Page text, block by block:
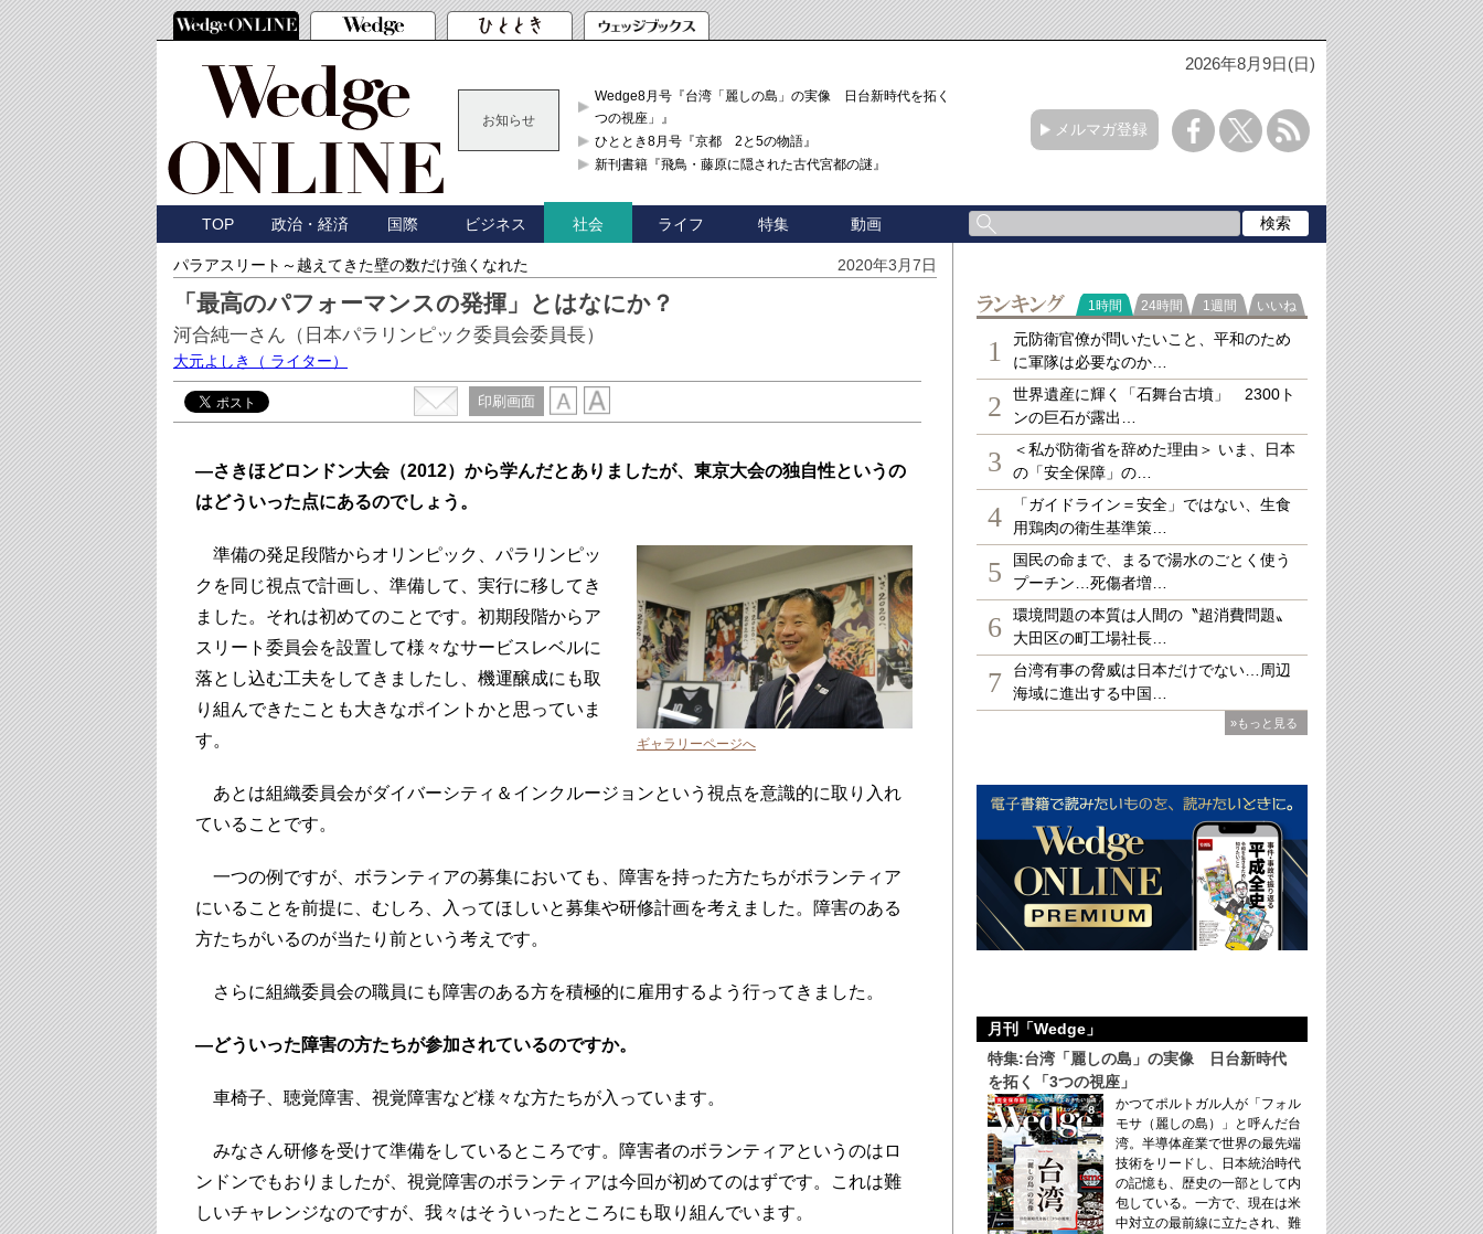
2026年8月9日(日)
お知らせ
Wedge8月号『台湾「麗しの島」の実像 日台新時代を拓く「3
つの視座」』
ひととき8月号『京都 2と5の物語』
新刊書籍『飛鳥・藤原に隠された古代宮都の謎』
メルマガ登録
TOP 政治・経済 国際 ビジネス 社会 ライフ 特集 動画
パラアスリート～越えてきた壁の数だけ強くなれた 2020年3月7日
「最高のパフォーマンスの発揮」とはなにか？
河合純一さん（日本パラリンピック委員会委員長）
大元よしき （ ライター）
印刷画面
―さきほどロンドン大会（2012）から学んだとありましたが、東京大会の独自性というの
はどういった点にあるのでしょう。
ギャラリーページへ
準備の発足段階からオリンピック、パラリンピッ
クを同じ視点で計画し、準備して、実行に移してき
ました。それは初めてのことです。初期段階からア
スリート委員会を設置して様々なサービスレベルに
落とし込む工夫をしてきましたし、機運醸成にも取
り組んできたことも大きなポイントかと思っていま
す。
あとは組織委員会がダイバーシティ＆インクルージョンという視点を意識的に取り入れ
ていることです。
一つの例ですが、ボランティアの募集においても、障害を持った方たちがボランティア
にいることを前提に、むしろ、入ってほしいと募集や研修計画を考えました。障害のある
方たちがいるのが当たり前という考えです。
さらに組織委員会の職員にも障害のある方を積極的に雇用するよう行ってきました。
―どういった障害の方たちが参加されているのですか。
車椅子、聴覚障害、視覚障害など様々な方たちが入っています。
みなさん研修を受けて準備をしているところです。障害者のボランティアというのはロ
ンドンでもおりましたが、視覚障害のボランティアは今回が初めてのはずです。これは難
しいチャレンジなのですが、我々はそういったところにも取り組んでいます。
ランキング
1時間 24時間 1週間 いいね
1
元防衛官僚が問いたいこと、平和のため
に軍隊は必要なのか…
2
世界遺産に輝く「石舞台古墳」 2300ト
ンの巨石が露出…
3
＜私が防衛省を辞めた理由＞ いま、日本
の「安全保障」の…
4
「ガイドライン＝安全」ではない、生食
用鶏肉の衛生基準策…
5
国民の命まで、まるで湯水のごとく使う
プーチン…死傷者増…
6
環境問題の本質は人間の〝超消費問題〟
大田区の町工場社長…
7
台湾有事の脅威は日本だけでない…周辺
海域に進出する中国…
»もっと見る
月刊「Wedge」
特集:台湾「麗しの島」の実像 日台新時代
を拓く「3つの視座」
かつてポルトガル人が「フォル
モサ（麗しの島）」と呼んだ台
湾。半導体産業で世界の最先端
技術をリードし、日本統治時代
の記憶も、歴史の一部として内
包している。一方で、現在は米
中対立の最前線に立たされ、難